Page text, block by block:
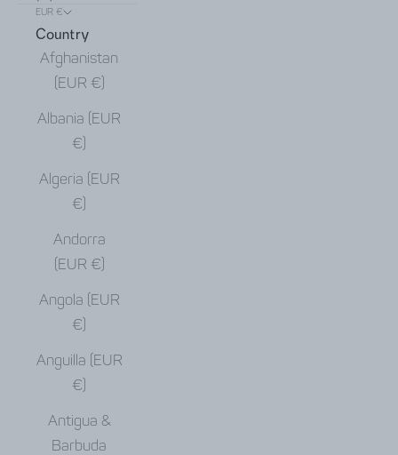
EUR €
Country
Afghanistan
(EUR €)
Albania (EUR
€)
Algeria (EUR
€)
Andorra
(EUR €)
Angola (EUR
€)
Anguilla (EUR
€)
Antigua &
Barbuda